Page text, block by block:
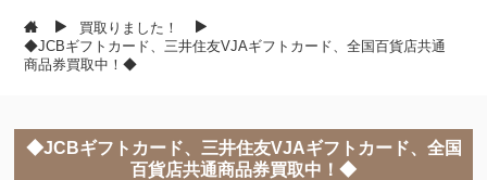
買取りました！
◆JCBギフトカード、三井住友VJAギフトカード、全国百貨店共通
商品券買取中！◆
◆JCBギフトカード、三井住友VJAギフトカード、全国
百貨店共通商品券買取中！◆